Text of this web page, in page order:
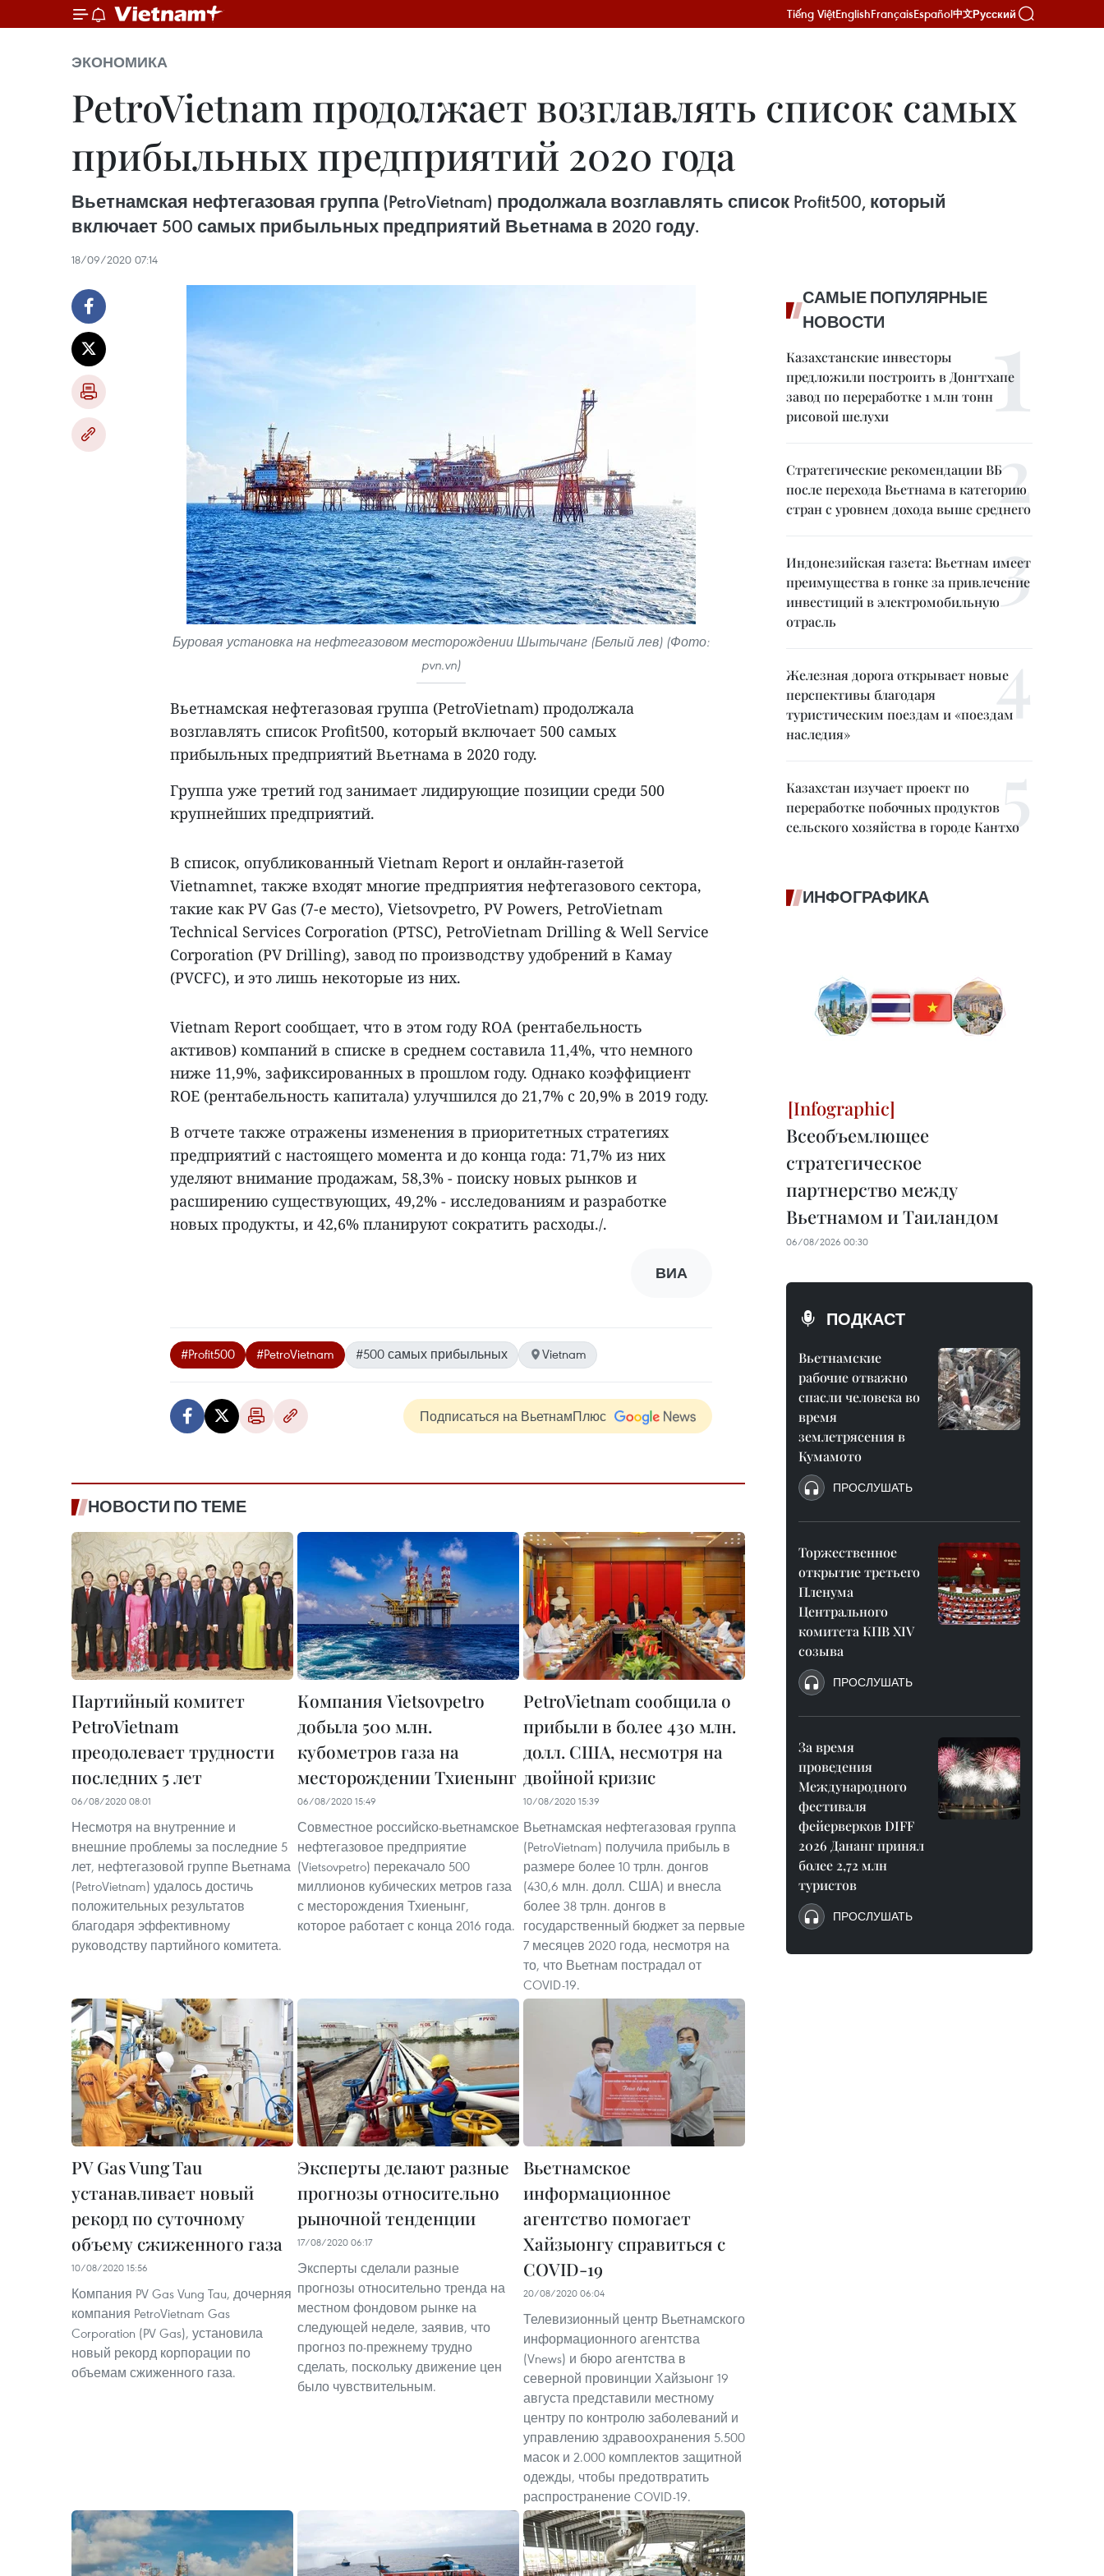
Tiếng ViệtEnglishFrançaisEspañol中文Русский
ЭКОНОМИКА
PetroVietnam продолжает возглавлять список самых
прибыльных предприятий 2020 года
Вьетнамская нефтегазовая группа (PetroVietnam) продолжала возглавлять список Profit500, который
включает 500 самых прибыльных предприятий Вьетнама в 2020 году.
18/09/2020 07:14
Буровая установка на нефтегазовом месторождении Шытычанг (Белый лев) (Фото:
pvn.vn)
Вьетнамская нефтегазовая группа (PetroVietnam) продолжала
возглавлять список Profit500, который включает 500 самых
прибыльных предприятий Вьетнама в 2020 году.
Группа уже третий год занимает лидирующие позиции среди 500
крупнейших предприятий.
В список, опубликованный Vietnam Report и онлайн-газетой
Vietnamnet, также входят многие предприятия нефтегазового сектора,
такие как PV Gas (7-е место), Vietsovpetro, PV Powers, PetroVietnam
Technical Services Corporation (PTSC), PetroVietnam Drilling & Well Service
Corporation (PV Drilling), завод по производству удобрений в Камау
(PVCFC), и это лишь некоторые из них.
Vietnam Report сообщает, что в этом году ROA (рентабельность
активов) компаний в списке в среднем составила 11,4%, что немного
ниже 11,9%, зафиксированных в прошлом году. Однако коэффициент
ROE (рентабельность капитала) улучшился до 21,7% с 20,9% в 2019 году.
В отчете также отражены изменения в приоритетных стратегиях
предприятий с настоящего момента и до конца года: 71,7% из них
уделяют внимание продажам, 58,3% - поиску новых рынков и
расширению существующих, 49,2% - исследованиям и разработке
новых продукты, и 42,6% планируют сократить расходы./.
ВИА
#Profit500 #PetroVietnam #500 самых прибыльных Vietnam
Подписаться на ВьетнамПлюс
НОВОСТИ ПО ТЕМЕ
Партийный комитет
PetroVietnam
преодолевает трудности
последних 5 лет
06/08/2020 08:01
Несмотря на внутренние и
внешние проблемы за последние 5
лет, нефтегазовой группе Вьетнама
(PetroVietnam) удалось достичь
положительных результатов
благодаря эффективному
руководству партийного комитета.
Компания Vietsovpetro
добыла 500 млн.
кубометров газа на
месторождении Тхиенынг
06/08/2020 15:49
Совместное российско-вьетнамское
нефтегазовое предприятие
(Vietsovpetro) перекачало 500
миллионов кубических метров газа
с месторождения Тхиенынг,
которое работает с конца 2016 года.
PetroVietnam сообщила о
прибыли в более 430 млн.
долл. США, несмотря на
двойной кризис
10/08/2020 15:39
Вьетнамская нефтегазовая группа
(PetroVietnam) получила прибыль в
размере более 10 трлн. донгов
(430,6 млн. долл. США) и внесла
более 38 трлн. донгов в
государственный бюджет за первые
7 месяцев 2020 года, несмотря на
то, что Вьетнам пострадал от
COVID-19.
PV Gas Vung Tau
устанавливает новый
рекорд по суточному
объему сжиженного газа
10/08/2020 15:56
Компания PV Gas Vung Tau, дочерняя
компания PetroVietnam Gas
Corporation (PV Gas), установила
новый рекорд корпорации по
объемам сжиженного газа.
Эксперты делают разные
прогнозы относительно
рыночной тенденции
17/08/2020 06:17
Эксперты сделали разные
прогнозы относительно тренда на
местном фондовом рынке на
следующей неделе, заявив, что
прогноз по-прежнему трудно
сделать, поскольку движение цен
было чувствительным.
Вьетнамское
информационное
агентство помогает
Хайзыонгу справиться с
COVID-19
20/08/2020 06:04
Телевизионный центр Вьетнамского
информационного агентства
(Vnews) и бюро агентства в
северной провинции Хайзыонг 19
августа представили местному
центру по контролю заболеваний и
управлению здравоохранения 5.500
масок и 2.000 комплектов защитной
одежды, чтобы предотвратить
распространение COVID-19.
САМЫЕ ПОПУЛЯРНЫЕ
НОВОСТИ
Казахстанские инвесторы
предложили построить в Донгтхапе
завод по переработке 1 млн тонн
рисовой шелухи
Стратегические рекомендации ВБ
после перехода Вьетнама в категорию
стран с уровнем дохода выше среднего
Индонезийская газета: Вьетнам имеет
преимущества в гонке за привлечение
инвестиций в электромобильную
отрасль
Железная дорога открывает новые
перспективы благодаря
туристическим поездам и «поездам
наследия»
Казахстан изучает проект по
переработке побочных продуктов
сельского хозяйства в городе Кантхо
ИНФОГРАФИКА
Всеобъемлющее
стратегическое
партнерство между
Вьетнамом и Таиландом
06/08/2026 00:30
ПОДКАСТ
Вьетнамские
рабочие отважно
спасли человека во
время
землетрясения в
Кумамото
ПРОСЛУШАТЬ
Торжественное
открытие третьего
Пленума
Центрального
комитета КПВ XIV
созыва
ПРОСЛУШАТЬ
За время
проведения
Международного
фестиваля
фейерверков DIFF
2026 Дананг принял
более 2,72 млн
туристов
ПРОСЛУШАТЬ